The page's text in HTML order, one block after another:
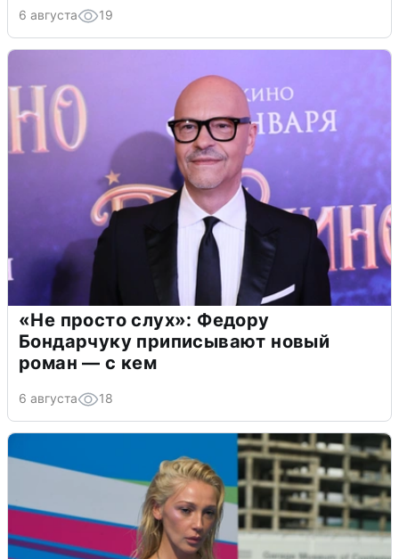
6 августа 19
«Не просто слух»: Федору
Бондарчуку приписывают новый
роман — с кем
6 августа 18